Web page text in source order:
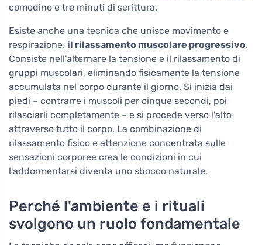
comodino e tre minuti di scrittura.
Esiste anche una tecnica che unisce movimento e
respirazione: il rilassamento muscolare progressivo.
Consiste nell'alternare la tensione e il rilassamento di
gruppi muscolari, eliminando fisicamente la tensione
accumulata nel corpo durante il giorno. Si inizia dai
piedi – contrarre i muscoli per cinque secondi, poi
rilasciarli completamente – e si procede verso l'alto
attraverso tutto il corpo. La combinazione di
rilassamento fisico e attenzione concentrata sulle
sensazioni corporee crea le condizioni in cui
l'addormentarsi diventa uno sbocco naturale.
Perché l'ambiente e i rituali
svolgono un ruolo fondamentale